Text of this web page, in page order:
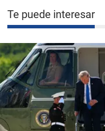
Te puede interesar